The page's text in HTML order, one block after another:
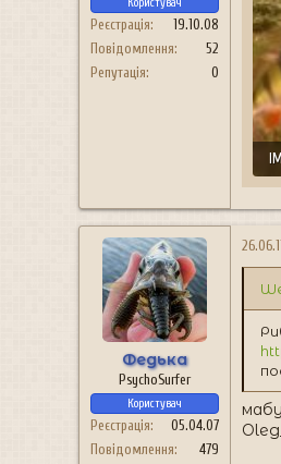
Реєстрація
19.10.08
Повідомлення
52
Репутація
0
Федька
PsychoSurfer
Користувач
Реєстрація
05.04.07
Повідомлення
479
26.06.11